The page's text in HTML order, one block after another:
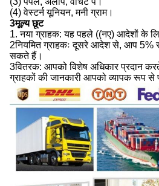
(4) वेस्टर्न यूनियन, मनी ग्राम।
3मूल्य छूट
1. नया ग्राहक: यह पहले ((नए) आदेशों के
2नियमित ग्राहकः दूसरे आदेश से, आप
सकते हैं।
3वितरक: आपको विशेष अधिकार प्रदान
ग्राहकों की जानकारी आपको व्यापक रूप से